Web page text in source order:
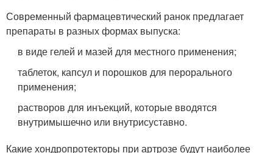
Современный фармацевтический ранок предлагает
препараты в разных формах выпуска:
в виде гелей и мазей для местного применения;
таблеток, капсул и порошков для перорального
применения;
растворов для инъекций, которые вводятся
внутримышечно или внутрисуставно.
Какие хондропротекторы при артрозе будут наиболее